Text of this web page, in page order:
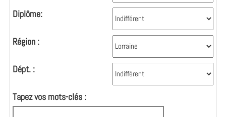
Diplôme:
Région :
Dépt. :
Tapez vos mots-clés :